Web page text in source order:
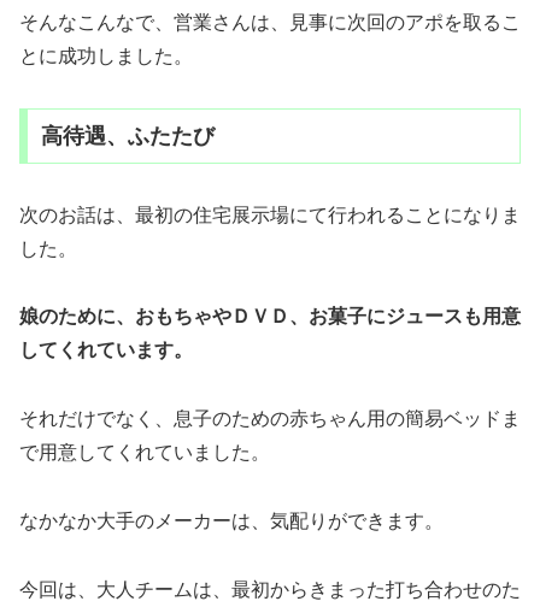
そんなこんなで、営業さんは、見事に次回のアポを取るこ
とに成功しました。
高待遇、ふたたび
次のお話は、最初の住宅展示場にて行われることになりま
した。
娘のために、おもちゃやＤＶＤ、お菓子にジュースも用意
してくれています。
それだけでなく、息子のための赤ちゃん用の簡易ベッドま
で用意してくれていました。
なかなか大手のメーカーは、気配りができます。
今回は、大人チームは、最初からきまった打ち合わせのた